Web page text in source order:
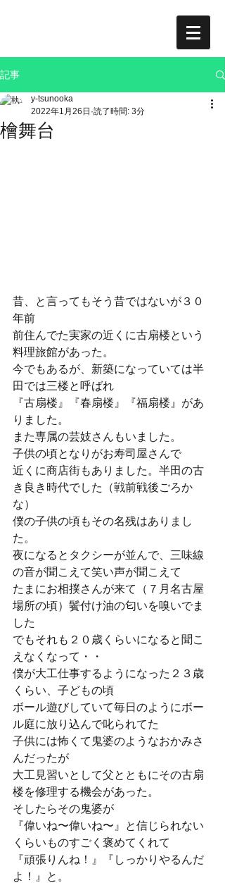
記事
檜舞台
y-tsunooka
2022年1月26日 読了時間: 3分
昔、と言ってもそう昔ではないが３０
年前
前住んでた実家の近くに古扇楼という
料理旅館があった。
今でもあるが、新築になっていては半
田では三楼と呼ばれ
『古扇楼』『春扇楼』『福扇楼』があ
りました。
また専属の芸妓さんもいました。
子供の頃となりがお寿司屋さんで
近くに商店街もありました。半田の古
き良き時代でした（戦前戦後ごろか
な）
僕の子供の頃もその名残はありまし
た。
夜になるとタクシーが並んで、三味線
の音が聞こえて笑い声が聞こえて
たまにお相撲さんが来て（７月名古屋
場所の頃）鬢付け油の匂いを嗅いでま
した
でもそれも２０歳くらいになると聞こ
えなくなって・・
僕が大工仕事するようになった２３歳
くらい、子どもの頃
ボール遊びしていて毎日のようにボー
ル庭に放り込んで叱られてた
子供には怖くて鬼婆のようなおかみさ
んだったが
大工見習いとして父とともにその古扇
楼を修理する機会があった。
そしたらその鬼婆が
『偉いね〜偉いね〜』と信じられない
くらいものすごく褒めてくれて
『頑張りんね！』『しっかりやるんだ
よ！』と。